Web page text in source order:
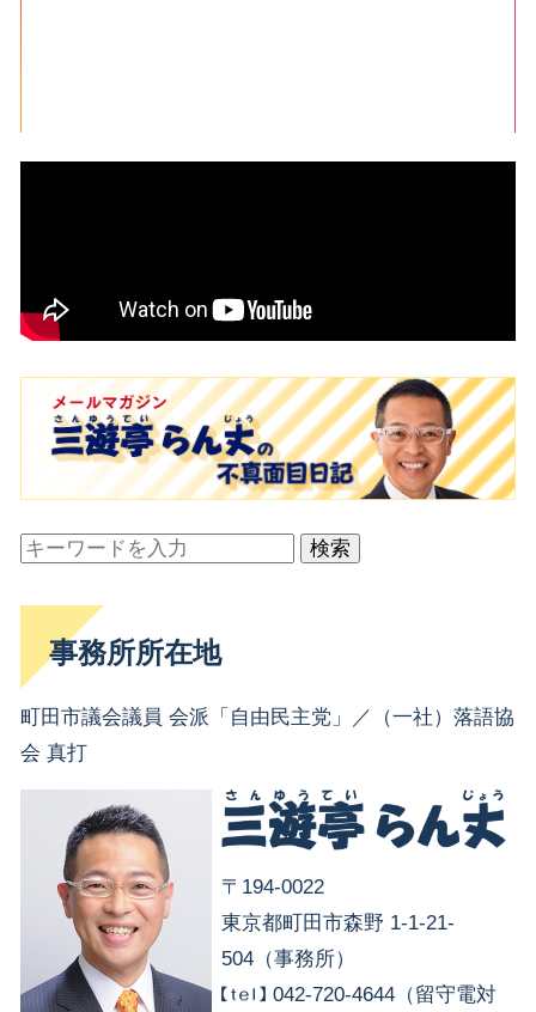
検索
事務所所在地
町田市議会議員 会派「自由民主党」／（一社）落語協
会 真打
〒194-0022
東京都町田市森野 1-1-21-
504（事務所）
042-720-4644（留守電対